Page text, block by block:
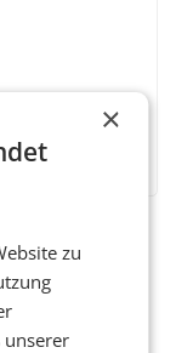
Abschaltung
×
zu
unserer